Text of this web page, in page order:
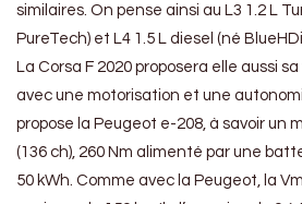
similaires. On pense ainsi au L3 1.2 L
PureTech) et L4 1.5 L diesel (né
La Corsa F 2020 proposera elle aussi
avec une motorisation et une
propose la Peugeot e-208, à savoir un
(136 ch), 260 Nm alimenté par une
50 kWh. Comme avec la Peugeot, la